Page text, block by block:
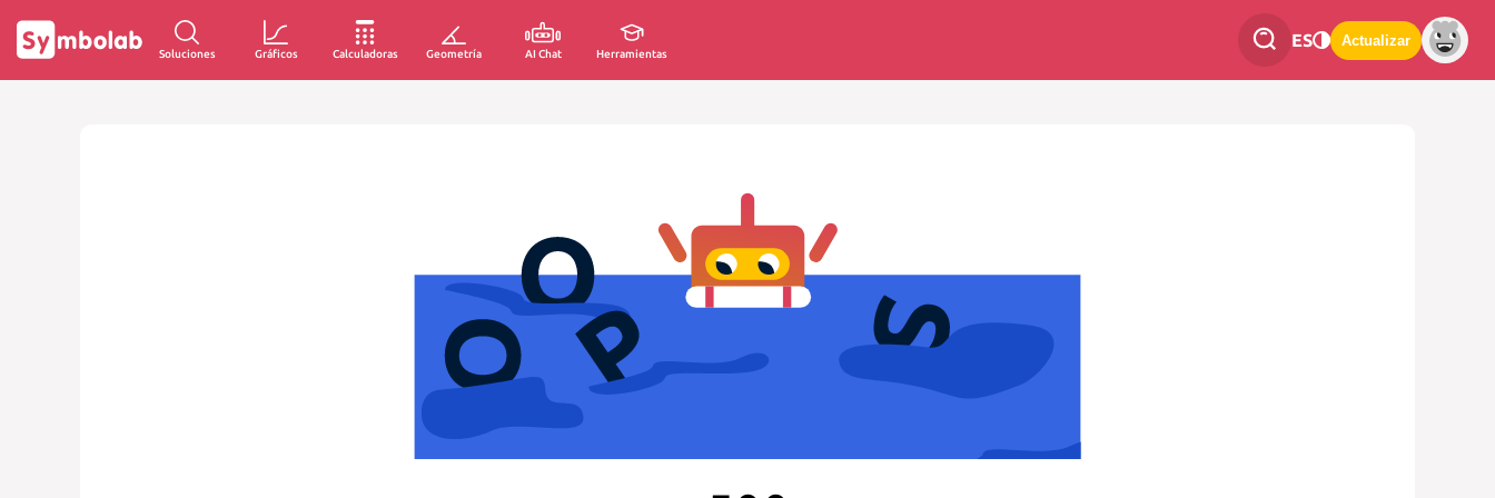
Soluciones Gráficos Calculadoras Geometría AI Chat Herramientas
ES Actualizar